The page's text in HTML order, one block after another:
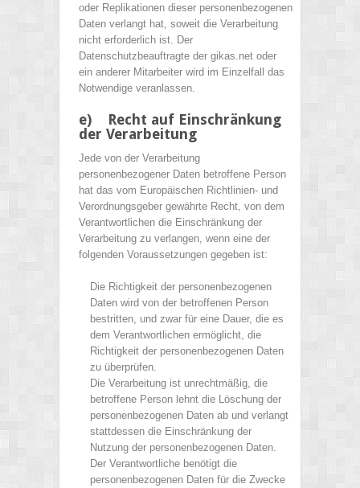
oder Replikationen dieser personenbezogenen
Daten verlangt hat, soweit die Verarbeitung
nicht erforderlich ist. Der
Datenschutzbeauftragte der gikas.net oder
ein anderer Mitarbeiter wird im Einzelfall das
Notwendige veranlassen.
e) Recht auf Einschränkung
der Verarbeitung
Jede von der Verarbeitung
personenbezogener Daten betroffene Person
hat das vom Europäischen Richtlinien- und
Verordnungsgeber gewährte Recht, von dem
Verantwortlichen die Einschränkung der
Verarbeitung zu verlangen, wenn eine der
folgenden Voraussetzungen gegeben ist:
Die Richtigkeit der personenbezogenen
Daten wird von der betroffenen Person
bestritten, und zwar für eine Dauer, die es
dem Verantwortlichen ermöglicht, die
Richtigkeit der personenbezogenen Daten
zu überprüfen.
Die Verarbeitung ist unrechtmäßig, die
betroffene Person lehnt die Löschung der
personenbezogenen Daten ab und verlangt
stattdessen die Einschränkung der
Nutzung der personenbezogenen Daten.
Der Verantwortliche benötigt die
personenbezogenen Daten für die Zwecke